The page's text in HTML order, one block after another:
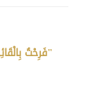
"فَرِحْتُ